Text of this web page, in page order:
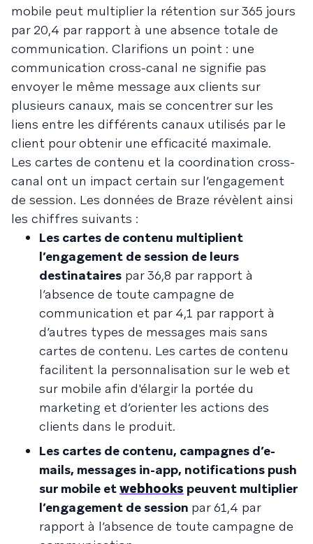
mobile peut multiplier la rétention sur 365 jours
par 20,4 par rapport à une absence totale de
communication. Clarifions un point : une
communication cross-canal ne signifie pas
envoyer le même message aux clients sur
plusieurs canaux, mais se concentrer sur les
liens entre les différents canaux utilisés par le
client pour obtenir une efficacité maximale.
Les cartes de contenu et la coordination cross-
canal ont un impact certain sur l’engagement
de session. Les données de Braze révèlent ainsi
les chiffres suivants :
Les cartes de contenu multiplient
l’engagement de session de leurs
destinataires par 36,8 par rapport à
l’absence de toute campagne de
communication et par 4,1 par rapport à
d’autres types de messages mais sans
cartes de contenu. Les cartes de contenu
facilitent la personnalisation sur le web et
sur mobile afin d'élargir la portée du
marketing et d’orienter les actions des
clients dans le produit.
Les cartes de contenu, campagnes d’e-
mails, messages in-app, notifications push
sur mobile etwebhooks peuvent multiplier
l’engagement de session par 61,4 par
rapport à l’absence de toute campagne de